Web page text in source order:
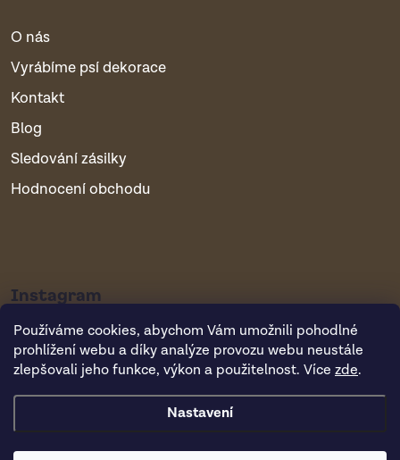
Používáme cookies, abychom Vám umožnili pohodlné
prohlížení webu a díky analýze provozu webu neustále
zlepšovali jeho funkce, výkon a použitelnost. Více zde.
Nastavení
O nás
Vyrábíme psí dekorace
Kontakt
Blog
Sledování zásilky
Hodnocení obchodu
Instagram
Copyright 2026Vsepropejska.cz. Všechna práva vyhrazena.